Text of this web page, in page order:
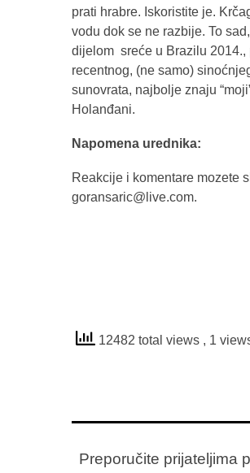
prati hrabre. Iskoristite je.
vodu dok se ne razbije. To
dijelom sreće u Brazilu 2014.,
recentnog, (ne samo)
sunovrata, najbolje znaju
Holanđani.
Napomena urednika:
Reakcije i komentare mozete
goransaric@live.com.
12482 total views , 1
Preporučite prijateljima